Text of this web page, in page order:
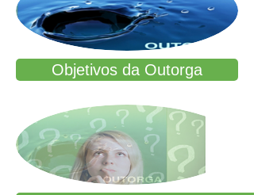
Objetivos da Outorga